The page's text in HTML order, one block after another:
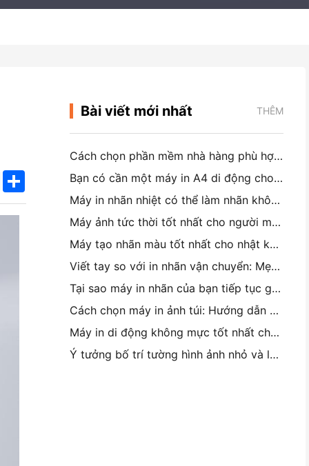
TwitterShare
Bài viết mới nhất THÊM
Cách chọn phần mềm nhà hàng phù hợp cho nhà hàng nhỏ hoặc trung bình của bạn
Bạn có cần một máy in A4 di động cho hóa đơn kho không? Điều gì thực sự hoạt động
Máy in nhãn nhiệt có thể làm nhãn không thấm nước cho các sản phẩm doanh nghiệp nhỏ không?
Máy ảnh tức thời tốt nhất cho người mới bắt đầu không muốn lãng phí giấy
Máy tạo nhãn màu tốt nhất cho nhật ký và Scrapbooking: Thêm nhiều màu sắc vào mỗi trang
Viết tay so với in nhãn vận chuyển: Mẹo cho các doanh nghiệp nhỏ vào năm 2026
Tại sao máy in nhãn của bạn tiếp tục gây nhiễu?
Cách chọn máy in ảnh túi: Hướng dẫn hoàn chỉnh cho người dùng nhật ký, du lịch và iPhone
Máy in di động không mực tốt nhất cho du lịch, trường học và công việc di động: Hanin MT620 Pro Review
Ý tưởng bố trí tường hình ảnh nhỏ và lời khuyên cho trang trí phòng ngủ và ký túc xá